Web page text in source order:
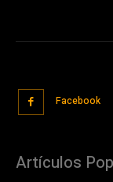
Facebook
Artículos